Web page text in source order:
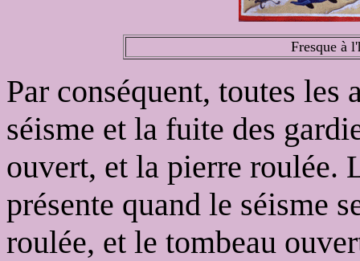
Fresque à
Par conséquent, toutes les
séisme et la fuite des
ouvert, et la pierre roulée.
présente quand le séisme
roulée, et le tombeau